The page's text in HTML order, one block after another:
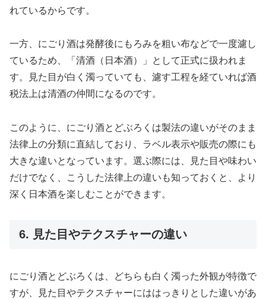
れているからです。
一方、にごり酒は発酵後にもろみを粗い布などで一度濾し
ているため、「清酒（日本酒）」として正式に扱われま
す。見た目が白く濁っていても、濾す工程を経ていれば酒
税法上は清酒の仲間になるのです。
このように、にごり酒とどぶろくは製法の違いがそのまま
法律上の分類に直結しており、ラベル表示や販売の際にも
大きな違いとなっています。選ぶ際には、見た目や味わい
だけでなく、こうした法律上の違いも知っておくと、より
深く日本酒を楽しむことができます。
6. 見た目やテクスチャーの違い
にごり酒とどぶろくは、どちらも白く濁った外観が特徴で
すが、見た目やテクスチャーにははっきりとした違いがあ